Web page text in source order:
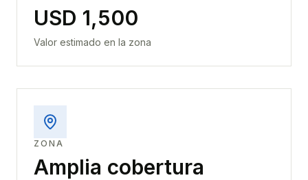
USD 1,500
Valor estimado en la zona
ZONA
Amplia cobertura